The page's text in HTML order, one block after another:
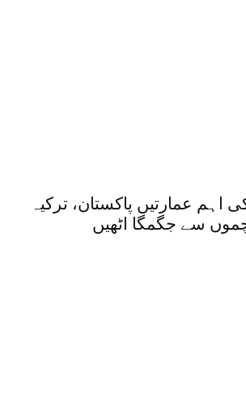
عمارتیں پاکستان، ترکیہ
سے جگمگا اٹھیں